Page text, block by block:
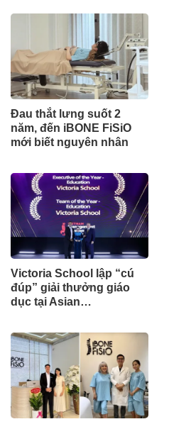
Đau thắt lưng suốt 2
năm, đến iBONE FiSiO
mới biết nguyên nhân
Victoria School lập “cú
đúp” giải thưởng giáo
dục tại Asian
Awards 2026